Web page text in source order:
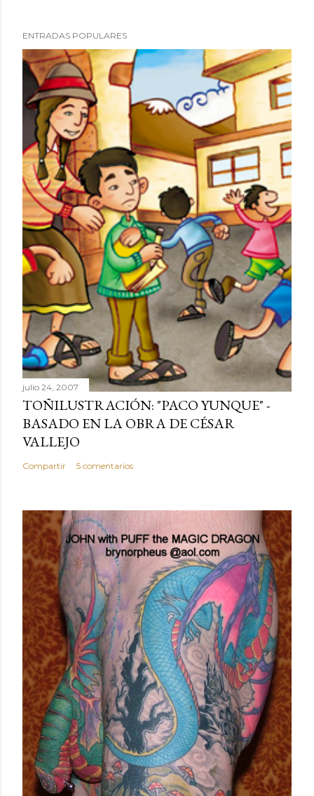
ENTRADAS POPULARES
julio 24, 2007
TOÑILUSTRACIÓN: "PACO YUNQUE" -
BASADO EN LA OBRA DE CÉSAR
VALLEJO
Compartir 5 comentarios